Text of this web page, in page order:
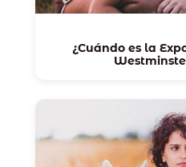
¿Cuándo es la